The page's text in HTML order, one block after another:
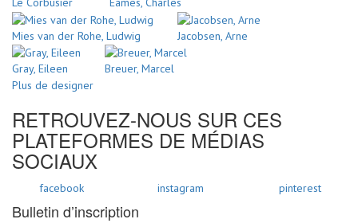
Mies van der Rohe, Ludwig Jacobsen, Arne
Gray, Eileen
Breuer, Marcel
Plus de designer
RETROUVEZ-NOUS SUR CES
PLATEFORMES DE MÉDIAS
SOCIAUX
facebook instagram pinterest
Bulletin d’inscription